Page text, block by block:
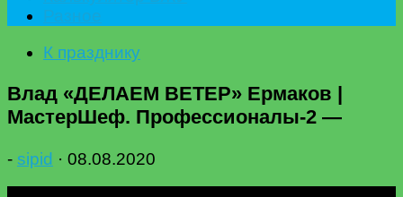
К празднику
Влад «ДЕЛАЕМ ВЕТЕР» Ермаков |
МастерШеф. Профессионалы-2 —
- sipid · 08.08.2020